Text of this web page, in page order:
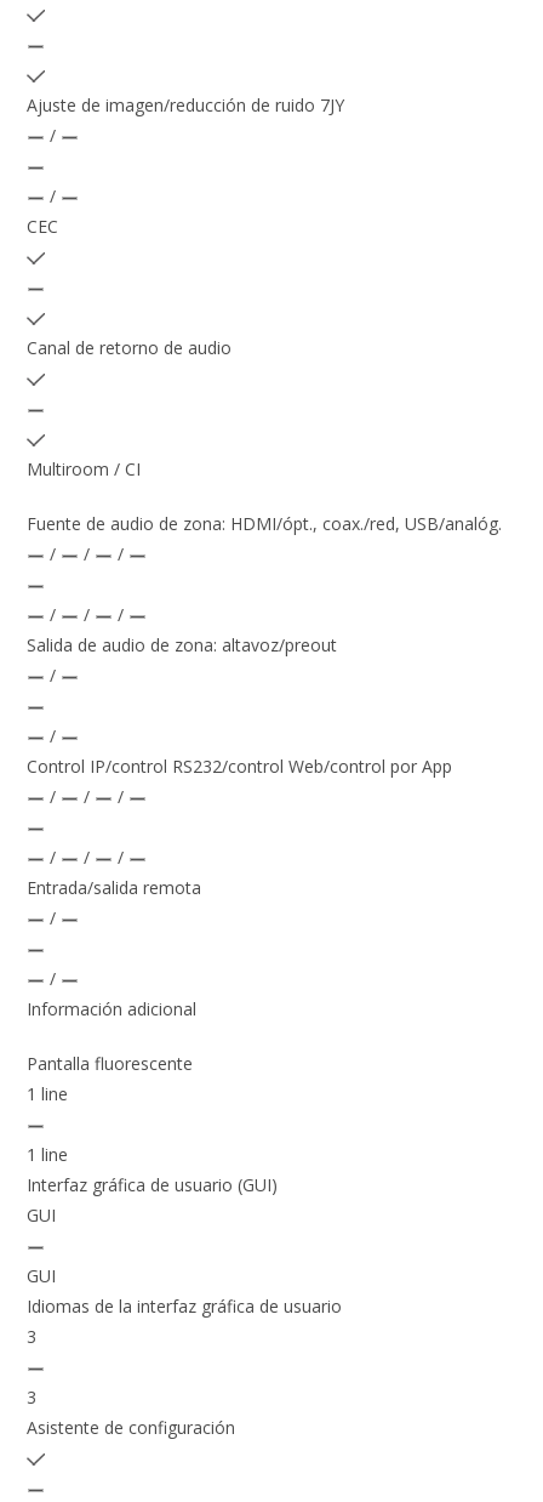
Ajuste de imagen/reducción de ruido 7JY
/
/
CEC
Canal de retorno de audio
Multiroom / CI
Fuente de audio de zona: HDMI/ópt., coax./red, USB/analóg.
/
/ /
/ /
/
Salida de audio de zona: altavoz/preout
/
/
Control IP/control RS232/control Web/control por App
/
/ /
/ /
/
Entrada/salida remota
/
/
Información adicional
Pantalla fluorescente
1 line
1 line
Interfaz gráfica de usuario (GUI)
GUI
GUI
Idiomas de la interfaz gráfica de usuario
3
3
Asistente de configuración